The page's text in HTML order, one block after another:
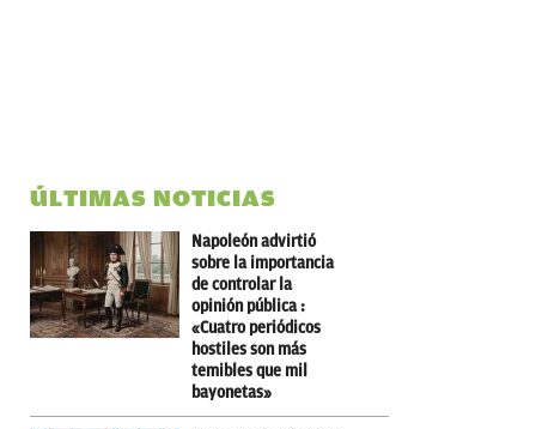
ÚLTIMAS NOTICIAS
Napoleón advirtió
sobre la importancia
de controlar la
opinión pública :
«Cuatro periódicos
hostiles son más
temibles que mil
bayonetas»